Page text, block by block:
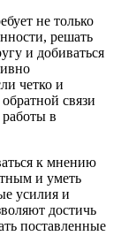
не только
решать
и добиваться
четко и
связи
в
к мнению
и уметь
усилия и
достичь
поставленные